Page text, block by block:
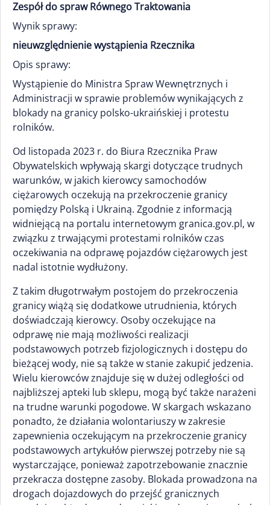
Zespół do spraw Równego Traktowania
Wynik sprawy:
nieuwzględnienie wystąpienia Rzecznika
Opis sprawy:
Wystąpienie do Ministra Spraw Wewnętrznych i
Administracji w sprawie problemów wynikających z
blokady na granicy polsko-ukraińskiej i protestu
rolników.
Od listopada 2023 r. do Biura Rzecznika Praw
Obywatelskich wpływają skargi dotyczące trudnych
warunków, w jakich kierowcy samochodów
ciężarowych oczekują na przekroczenie granicy
pomiędzy Polską i Ukrainą. Zgodnie z informacją
widniejącą na portalu internetowym granica.gov.pl, w
związku z trwającymi protestami rolników czas
oczekiwania na odprawę pojazdów ciężarowych jest
nadal istotnie wydłużony.
Z takim długotrwałym postojem do przekroczenia
granicy wiążą się dodatkowe utrudnienia, których
doświadczają kierowcy. Osoby oczekujące na
odprawę nie mają możliwości realizacji
podstawowych potrzeb fizjologicznych i dostępu do
bieżącej wody, nie są także w stanie zakupić jedzenia.
Wielu kierowców znajduje się w dużej odległości od
najbliższej apteki lub sklepu, mogą być także narażeni
na trudne warunki pogodowe. W skargach wskazano
ponadto, że działania wolontariuszy w zakresie
zapewnienia oczekującym na przekroczenie granicy
podstawowych artykułów pierwszej potrzeby nie są
wystarczające, ponieważ zapotrzebowanie znacznie
przekracza dostępne zasoby. Blokada prowadzona na
drogach dojazdowych do przejść granicznych